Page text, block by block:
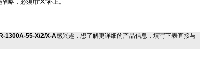
略，必须用“X”补上。
1300A-55-X/2/X-A感兴趣，想了解更详细的产品信息，填写下表直接与